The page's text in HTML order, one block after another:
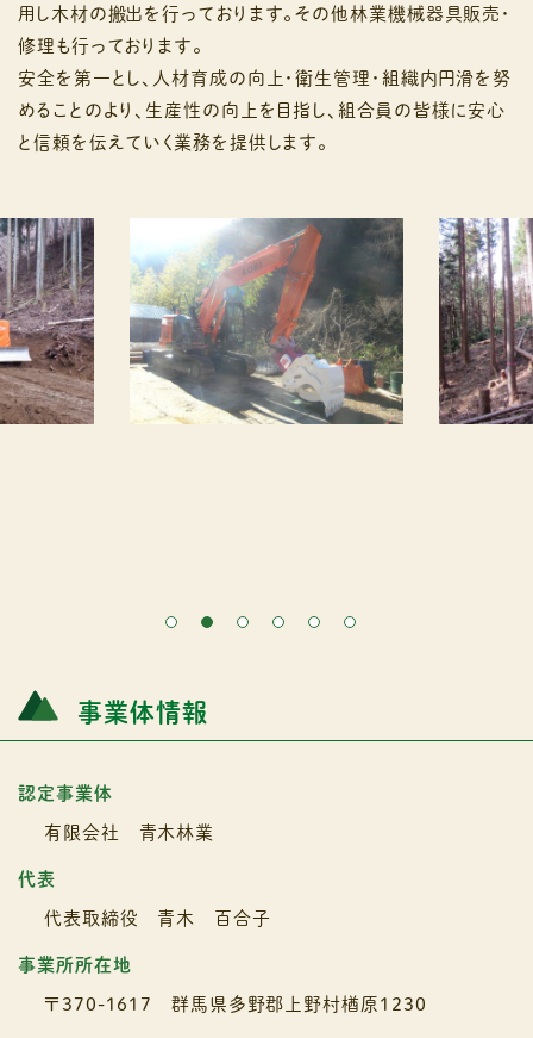
用し木材の搬出を行っております。その他林業機械器具販売・
修理も行っております。
安全を第一とし、人材育成の向上・衛生管理・組織内円滑を努
めることのより、生産性の向上を目指し、組合員の皆様に安心
と信頼を伝えていく業務を提供します。
事業体情報
認定事業体
有限会社 青木林業
代表
代表取締役 青木 百合子
事業所所在地
〒370-1617 群馬県多野郡上野村楢原1230